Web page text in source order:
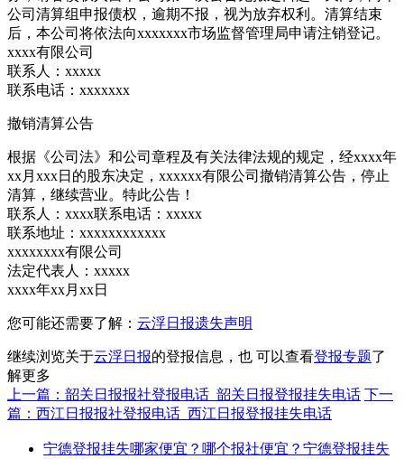
公司清算组申报债权，逾期不报，视为放弃权利。清算结束
后，本公司将依法向xxxxxxx市场监督管理局申请注销登记。
xxxx有限公司
联系人：xxxxx
联系电话：xxxxxxx
撤销清算公告
根据《公司法》和公司章程及有关法律法规的规定，经xxxx年
xx月xxx日的股东决定，xxxxxx有限公司撤销清算公告，停止
清算，继续营业。特此公告！
联系人：xxxx联系电话：xxxxx
联系地址：xxxxxxxxxxxx
xxxxxxxx有限公司
法定代表人：xxxxx
xxxx年xx月xx日
您可能还需要了解： 云浮日报遗失声明
继续浏览关于云浮日报的登报信息，也 可以查看登报专题了
解更多
上一篇：韶关日报报社登报电话_韶关日报登报挂失电话 下一
篇：西江日报报社登报电话_西江日报登报挂失电话
宁德登报挂失哪家便宜？哪个报社便宜？宁德登报挂失